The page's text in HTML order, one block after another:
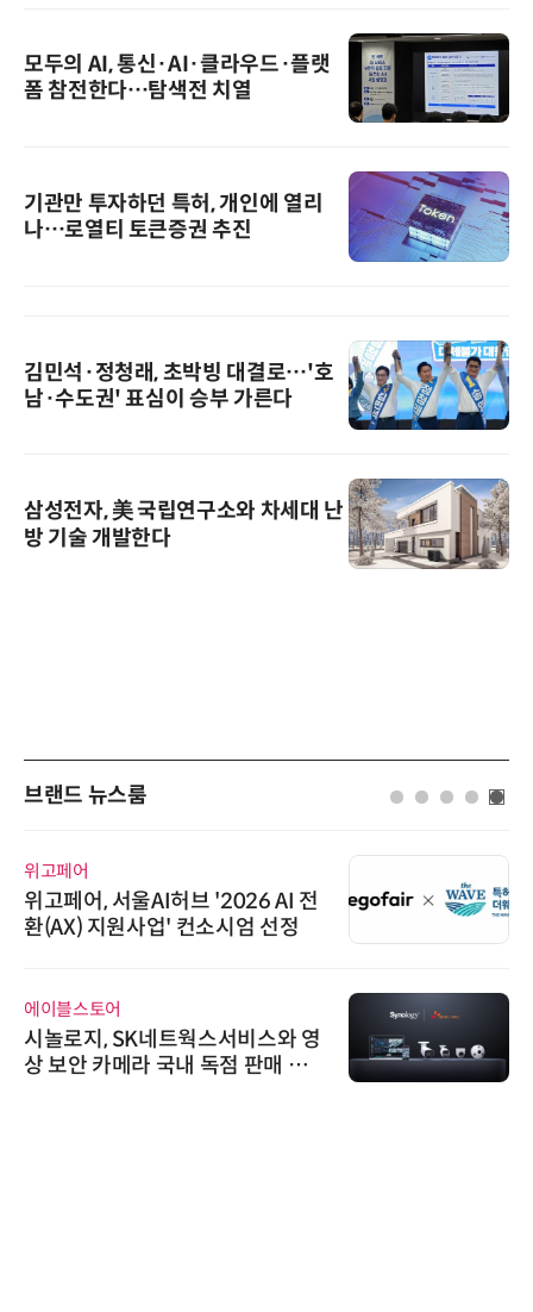
모두의 AI, 통신·AI·클라우드·플랫
폼 참전한다…탐색전 치열
기관만 투자하던 특허, 개인에 열리
나…로열티 토큰증권 추진
김민석·정청래, 초박빙 대결로…'호
남·수도권' 표심이 승부 가른다
삼성전자, 美 국립연구소와 차세대 난
방 기술 개발한다
브랜드 뉴스룸
위고페어
위고페어, 서울AI허브 '2026 AI 전
환(AX) 지원사업' 컨소시엄 선정
에이블스토어
시놀로지, SK네트웍스서비스와 영
상 보안 카메라 국내 독점 판매 파